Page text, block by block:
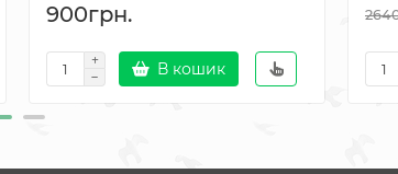
900грн.
В кошик